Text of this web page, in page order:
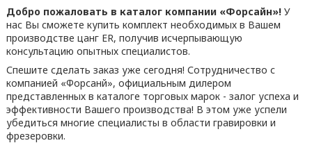
Добро пожаловать в каталог компании «Форсайн»! У
нас Вы сможете купить комплект необходимых в Вашем
производстве цанг ER, получив исчерпывающую
консультацию опытных специалистов.
Спешите сделать заказ уже сегодня! Сотрудничество с
компанией «Форсанй», официальным дилером
представленных в каталоге торговых марок - залог успеха и
эффективности Вашего производства! В этом уже успели
убедиться многие специалисты в области гравировки и
фрезеровки.